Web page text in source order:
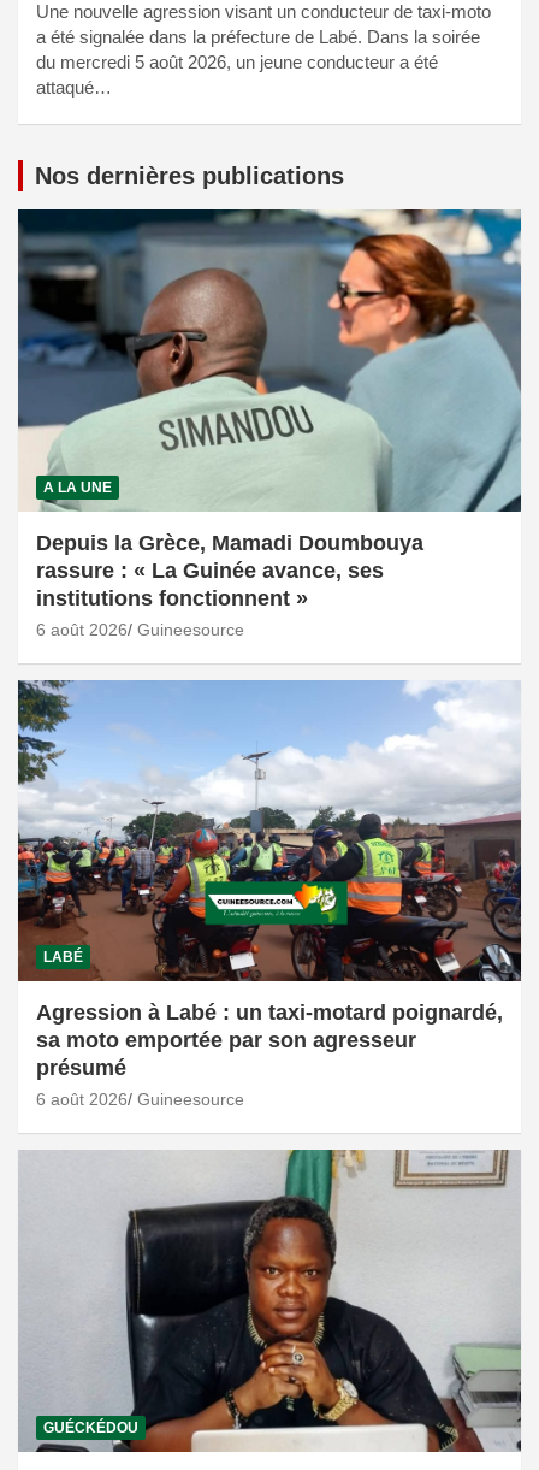
Une nouvelle agression visant un conducteur de taxi-moto
a été signalée dans la préfecture de Labé. Dans la soirée
du mercredi 5 août 2026, un jeune conducteur a été
attaqué…
Nos dernières publications
A LA UNE
Depuis la Grèce, Mamadi Doumbouya
rassure : « La Guinée avance, ses
institutions fonctionnent »
6 août 2026 Guineesource
LABÉ
Agression à Labé : un taxi-motard poignardé,
sa moto emportée par son agresseur
présumé
6 août 2026 Guineesource
GUÉCKÉDOU